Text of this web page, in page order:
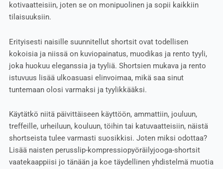
kotivaatteisiin, joten se on monipuolinen ja sopii kaikkiin
tilaisuuksiin.
Erityisesti naisille suunnitellut shortsit ovat todellisen
kokoisia ja niissä on kuviopainatus, muodikas ja rento tyyli,
joka huokuu eleganssia ja tyyliä. Shortsien mukava ja rento
istuvuus lisää ulkoasuasi elinvoimaa, mikä saa sinut
tuntemaan olosi varmaksi ja tyylikkääksi.
Käytätkö niitä päivittäiseen käyttöön, ammattiin, jouluun,
treffeille, urheiluun, kouluun, töihin tai katuvaatteisiin, näistä
shortseista tulee varmasti suosikkisi. Joten miksi odottaa?
Lisää naisten perusslip-kompressiopyöräilyjooga-shortsit
vaatekaappiisi jo tänään ja koe täydellinen yhdistelmä muotia